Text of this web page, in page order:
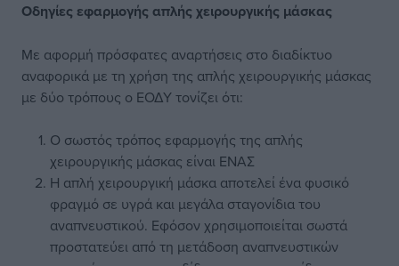
Οδηγίες εφαρμογής απλής χειρουργικής μάσκας
Με αφορμή πρόσφατες αναρτήσεις στο διαδίκτυο
αναφορικά με τη χρήση της απλής χειρουργικής μάσκας
με δύο τρόπους ο ΕΟΔΥ τονίζει ότι:
Ο σωστός τρόπος εφαρμογής της απλής
χειρουργικής μάσκας είναι ΕΝΑΣ
Η απλή χειρουργική μάσκα αποτελεί ένα φυσικό
φραγμό σε υγρά και μεγάλα σταγονίδια του
αναπνευστικού. Εφόσον χρησιμοποιείται σωστά
προστατεύει από τη μετάδοση αναπνευστικών